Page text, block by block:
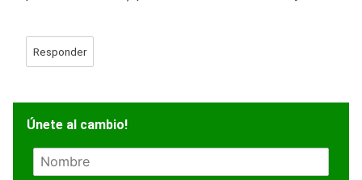
Responder
Únete al cambio!
N